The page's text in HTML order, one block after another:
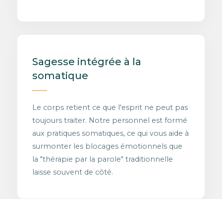
Sagesse intégrée à la
somatique
Le corps retient ce que l'esprit ne peut pas
toujours traiter. Notre personnel est formé
aux pratiques somatiques, ce qui vous aide à
surmonter les blocages émotionnels que
la "thérapie par la parole" traditionnelle
laisse souvent de côté.